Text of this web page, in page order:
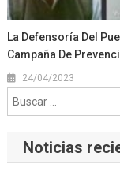
La Defensoría Del
Campaña De
24/04/2023
Noticias